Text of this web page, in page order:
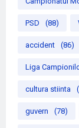
PSD (88)
accident (86)
Liga
cultura stiinta
guvern (78)